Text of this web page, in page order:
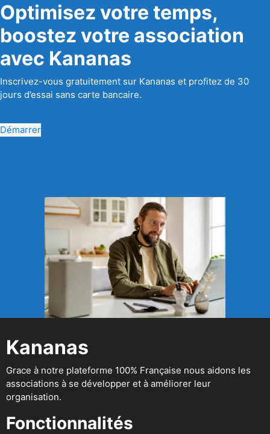
Optimisez votre temps,
boostez votre association
avec Kananas
Inscrivez-vous gratuitement sur Kananas et profitez de 30
jours d’essai sans carte bancaire.
Démarrer
Kananas
Grace à notre plateforme 100% Française nous aidons les
associations à se développer et à améliorer leur
organisation.
Fonctionnalités